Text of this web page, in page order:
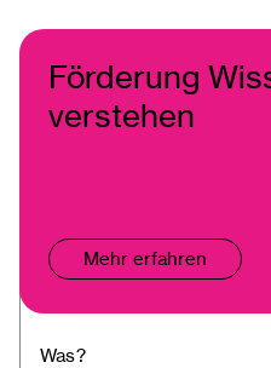
Förderung
verstehen
Mehr erfahren
Was?